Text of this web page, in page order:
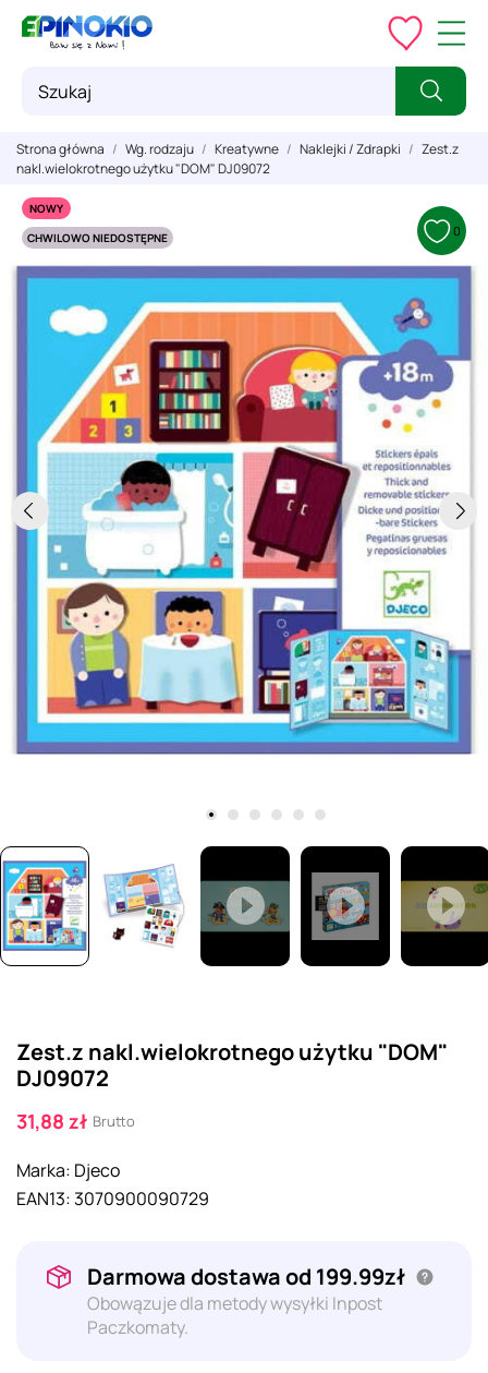
Strona główna Wg. rodzaju Kreatywne Naklejki / Zdrapki
Zest.z
nakl.wielokrotnego użytku "DOM" DJ09072
NOWY
CHWILOWO NIEDOSTĘPNE
0
Zest.z nakl.wielokrotnego użytku "DOM"
DJ09072
31,88 zł Brutto
Marka: Djeco
EAN13:3070900090729
Darmowa dostawa od 199.99zł
Obowązuje dla metody wysyłki Inpost
Paczkomaty.